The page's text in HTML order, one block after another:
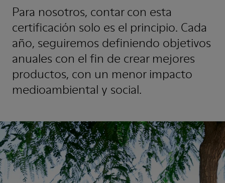
Para nosotros, contar con esta
certificación solo es el principio. Cada
año, seguiremos definiendo objetivos
anuales con el fin de crear mejores
productos, con un menor impacto
medioambiental y social.